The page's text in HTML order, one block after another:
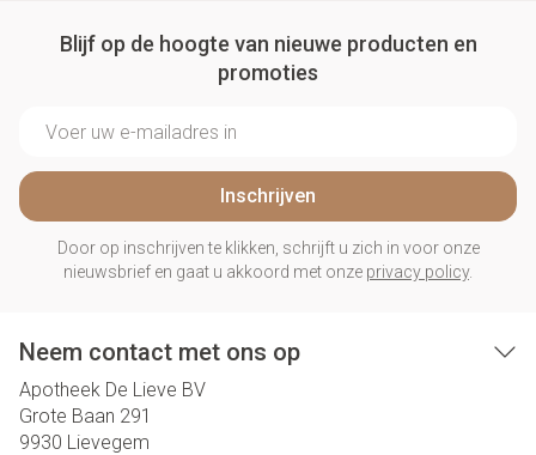
Blijf op de hoogte van nieuwe producten en
promoties
Inschrijven
Door op inschrijven te klikken, schrijft u zich in voor onze
nieuwsbrief en gaat u akkoord met onze privacy policy.
Neem contact met ons op
Apotheek De Lieve BV
Grote Baan 291
9930 Lievegem